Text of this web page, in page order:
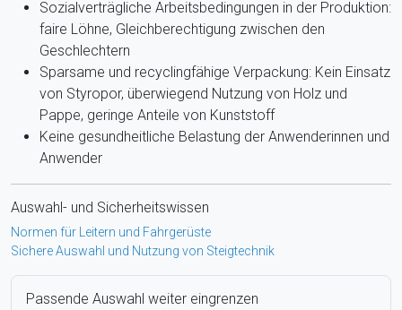
Sozialverträgliche Arbeitsbedingungen in der Produktion:
faire Löhne, Gleichberechtigung zwischen den
Geschlechtern
Sparsame und recyclingfähige Verpackung: Kein Einsatz
von Styropor, überwiegend Nutzung von Holz und
Pappe, geringe Anteile von Kunststoff
Keine gesundheitliche Belastung der Anwenderinnen und
Anwender
Auswahl- und Sicherheitswissen
Normen für Leitern und Fahrgerüste
Sichere Auswahl und Nutzung von Steigtechnik
Passende Auswahl weiter eingrenzen